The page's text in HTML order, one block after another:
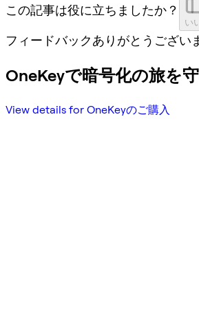
この記事は役に立ちましたか？
い
フィードバックありがとうござい
OneKeyで暗号化の旅を
View details for OneKeyのご購入